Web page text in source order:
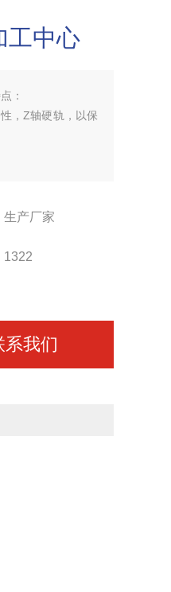
工中心
：
，Z轴硬轨，以保
下具有充分的冷
生产厂家
1322
系我们